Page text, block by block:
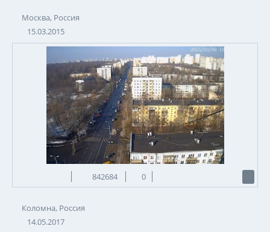
Москва, Россия
15.03.2015
842684 0
Коломна, Россия
14.05.2017